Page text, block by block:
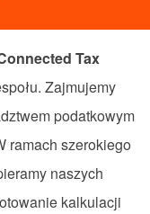
Tax
Zajmujemy
podatkowym
ramach szerokiego
naszych
kalkulacji